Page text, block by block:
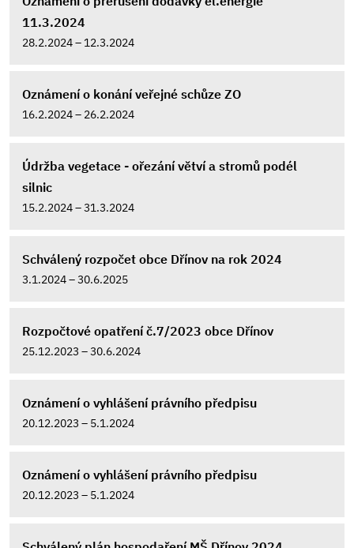
11.3.2024
28.2.2024 – 12.3.2024
Oznámení o konání veřejné schůze ZO
16.2.2024 – 26.2.2024
Údržba vegetace - ořezání větví a stromů podél
silnic
15.2.2024 – 31.3.2024
Schválený rozpočet obce Dřínov na rok 2024
3.1.2024 – 30.6.2025
Rozpočtové opatření č.7/2023 obce Dřínov
25.12.2023 – 30.6.2024
Oznámení o vyhlášení právního předpisu
20.12.2023 – 5.1.2024
Oznámení o vyhlášení právního předpisu
20.12.2023 – 5.1.2024